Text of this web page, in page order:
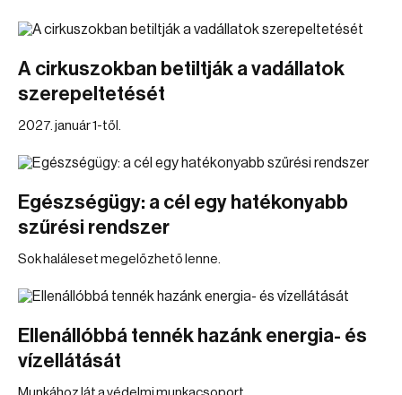
A cirkuszokban betiltják a vadállatok
szerepeltetését
2027. január 1-től.
Egészségügy: a cél egy hatékonyabb
szűrési rendszer
Sok haláleset megelőzhető lenne.
Ellenállóbbá tennék hazánk energia- és
vízellátását